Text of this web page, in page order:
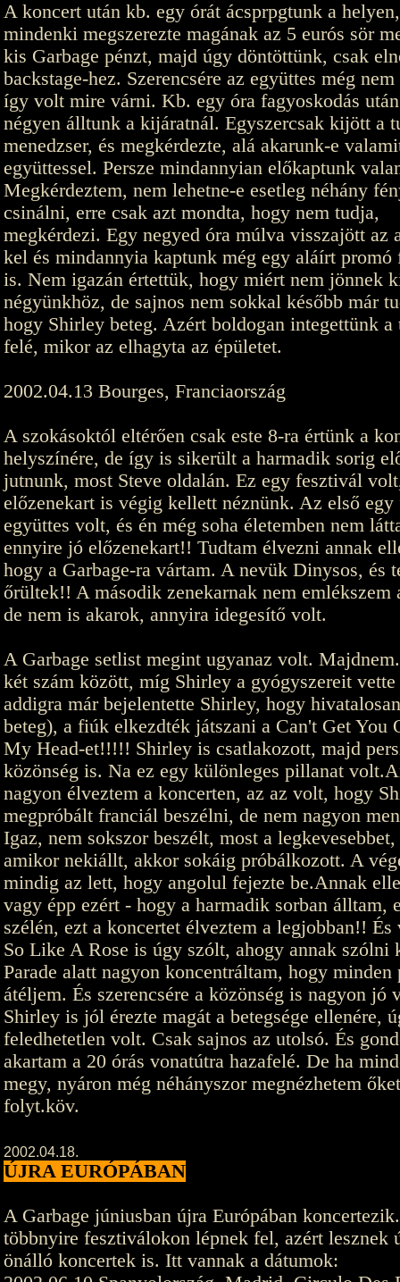
A koncert után kb. egy órát ácsprpgtunk a helyen,
mindenki megszerezte magának az 5 eurós sör
kis Garbage pénzt, majd úgy döntöttünk, csak
backstage-hez. Szerencsére az együttes még
így volt mire várni. Kb. egy óra fagyoskodás
négyen álltunk a kijáratnál. Egyszercsak kijött a
menedzser, és megkérdezte, alá akarunk-e
együttessel. Persze mindannyian előkaptunk
Megkérdeztem, nem lehetne-e esetleg néhány
csinálni, erre csak azt mondta, hogy nem tudja,
megkérdezi. Egy negyed óra múlva visszajött az
kel és mindannyia kaptunk még egy aláírt promó
is. Nem igazán értettük, hogy miért nem jönnek
négyünkhöz, de sajnos nem sokkal később már
hogy Shirley beteg. Azért boldogan integettünk a
felé, mikor az elhagyta az épületet.
2002.04.13 Bourges, Franciaország
A szokásoktól eltérően csak este 8-ra értünk a
helyszínére, de így is sikerült a harmadik sorig
jutnunk, most Steve oldalán. Ez egy fesztivál
előzenekart is végig kellett néznünk. Az első egy
együttes volt, és én még soha életemben nem
ennyire jó előzenekart!! Tudtam élvezni annak
hogy a Garbage-ra vártam. A nevük Dinysos, és
őrültek!! A második zenekarnak nem emlékszem
de nem is akarok, annyira idegesítő volt.
A Garbage setlist megint ugyanaz volt.
két szám között, míg Shirley a gyógyszereit
addigra már bejelentette Shirley, hogy
beteg), a fiúk elkezdték játszani a Can't Get You
My Head-et!!!!! Shirley is csatlakozott, majd
közönség is. Na ez egy különleges pillanat
nagyon élveztem a koncerten, az az volt, hogy
megpróbált franciál beszélni, de nem nagyon
Igaz, nem sokszor beszélt, most a legkevesebbet,
amikor nekiállt, akkor sokáig próbálkozott. A
mindig az lett, hogy angolul fejezte be.Annak
vagy épp ezért - hogy a harmadik sorban álltam,
szélén, ezt a koncertet élveztem a legjobban!! És
So Like A Rose is úgy szólt, ahogy annak szólni
Parade alatt nagyon koncentráltam, hogy minden
átéljem. És szerencsére a közönség is nagyon jó
Shirley is jól érezte magát a betegsége ellenére,
feledhetetlen volt. Csak sajnos az utolsó. És
akartam a 20 órás vonatútra hazafelé. De ha
megy, nyáron még néhányszor megnézhetem
folyt.köv.
2002.04.18.
ÚJRA EURÓPÁBAN
A Garbage júniusban újra Európában
többnyire fesztiválokon lépnek fel, azért lesznek
önálló koncertek is. Itt vannak a dátumok: